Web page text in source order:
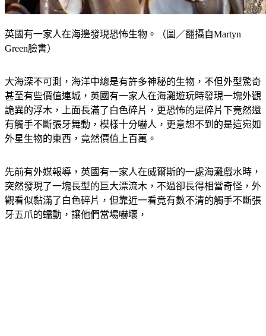
英國有一家人在海邊發現恐怖生物。（圖／翻攝自Martyn
大海深不可測，海洋中總是有許多神秘的生物，不但外型驚奇
甚至有些價值連城，英國有一家人在海灘遊玩時發現一塊外觀
詭異的浮木，上面長滿了白色碎片，更恐怖的是碎片下竟然還
有觸手不斷張牙舞動，模樣十分嚇人，更意想不到的是這宛如
先前有外媒報導，英國有一家人在威爾斯的一處海灘戲水時，
突然發現了一塊長型的巨大漂流木，不過卻長得相當奇怪，外
觀看似黏滿了白色碎片，但靠近一看竟有數不清的觸手不斷張